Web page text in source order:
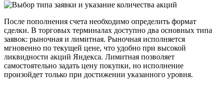
После пополнения счета необходимо определить формат
сделки. В торговых терминалах доступно два основных типа
заявок: рыночная и лимитная. Рыночная исполняется
мгновенно по текущей цене, что удобно при высокой
ликвидности акций Яндекса. Лимитная позволяет
самостоятельно задать цену покупки, но исполнение
произойдет только при достижении указанного уровня.